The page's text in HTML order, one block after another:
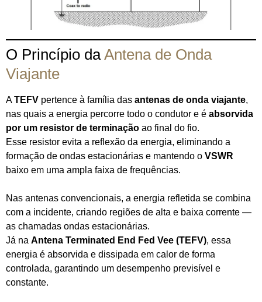
O Princípio daAntena de Onda
Viajante
ATEFV pertence à família das antenas de onda viajante,
nas quais a energia percorre todo o condutor e é absorvida
por um resistor de terminação ao final do fio.
Esse resistor evita a reflexão da energia, eliminando a
formação de ondas estacionárias e mantendo o VSWR
baixo em uma ampla faixa de frequências.
Nas antenas convencionais, a energia refletida se combina
com a incidente, criando regiões de alta e baixa corrente —
as chamadas ondas estacionárias.
Já na Antena Terminated End Fed Vee (TEFV), essa
energia é absorvida e dissipada em calor de forma
controlada, garantindo um desempenho previsível e
constante.